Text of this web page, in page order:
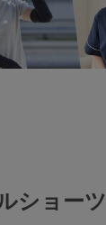
～3,999円
ショーツ